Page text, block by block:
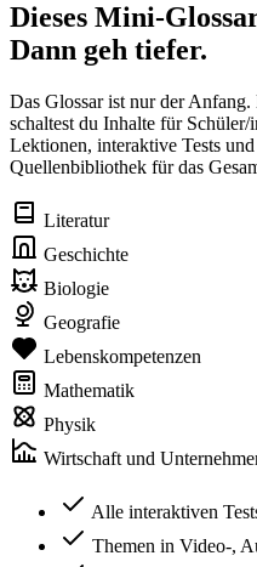
Dieses Mini-
Dann geh tiefer.
Das Glossar ist nur der
schaltest du Inhalte für
Lektionen, interaktive Tests
Quellenbibliothek für das
Literatur
Geschichte
Biologie
Geografie
Lebenskompetenzen
Mathematik
Physik
Wirtschaft und
Alle interaktiven
Themen in Video-,